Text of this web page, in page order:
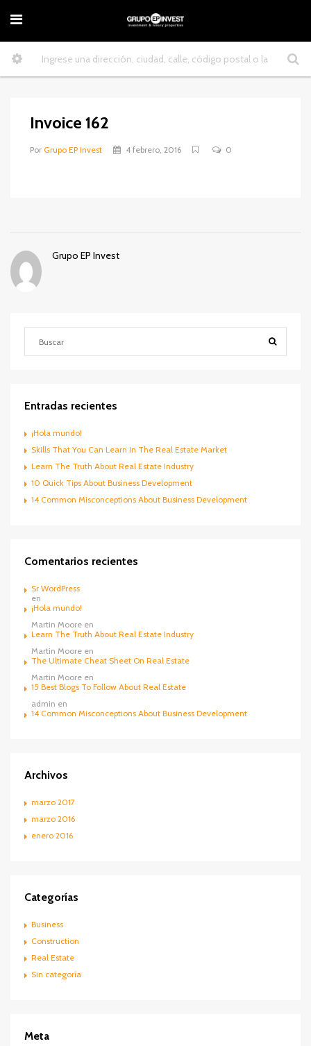
Invoice 162
Por Grupo EP Invest 4 febrero, 2016 0
Grupo EP Invest
Entradas recientes
¡Hola mundo!
Skills That You Can Learn In The Real Estate Market
Learn The Truth About Real Estate Industry
10 Quick Tips About Business Development
14 Common Misconceptions About Business Development
Comentarios recientes
Sr WordPress
en
¡Hola mundo!
Martin Moore en
Learn The Truth About Real Estate Industry
Martin Moore en
The Ultimate Cheat Sheet On Real Estate
Martin Moore en
15 Best Blogs To Follow About Real Estate
admin en
14 Common Misconceptions About Business Development
Archivos
marzo 2017
marzo 2016
enero 2016
Categorías
Business
Construction
Real Estate
Sin categoría
Meta